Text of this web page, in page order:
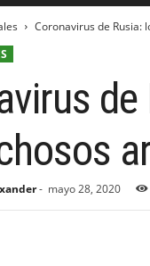
Coronavirus de Rusia:
- mayo 28, 2020